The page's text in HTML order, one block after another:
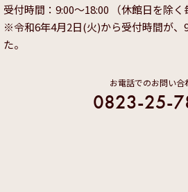
受付時間：9:00～18:00 （休館日を除く
※令和6年4月2日(火)から受付時間が、
た。
お電話でのお問い合
0823-25-